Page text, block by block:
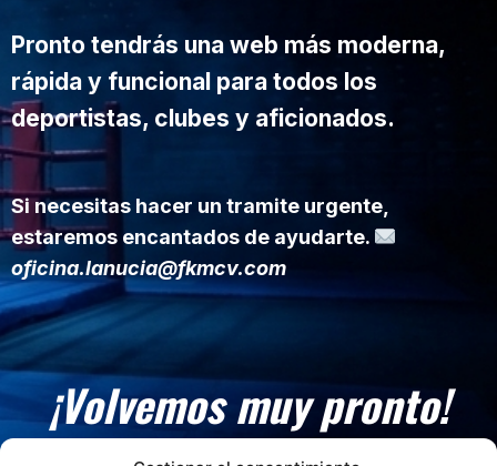
Pronto tendrás una web más moderna,
rápida y funcional para todos los
deportistas, clubes y aficionados.
Si necesitas hacer un tramite urgente,
estaremos encantados de ayudarte.
oficina.lanucia@fkmcv.com
¡Volvemos muy pronto!